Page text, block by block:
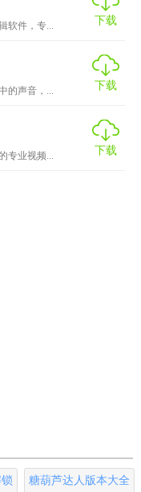
软件，专...
下载
的声音，...
下载
专业视频...
下载
糖葫芦达人版本大全